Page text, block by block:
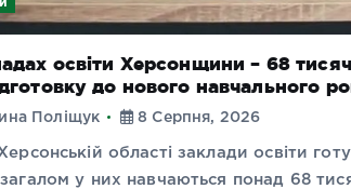
освіти Херсонщини – 68
до нового навчального
Поліщук 8 Серпня, 2026
області заклади освіти
у них навчаються понад 68